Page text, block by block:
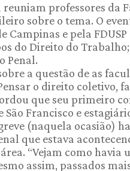
professores da
sobre o tema. O
e pela
do Direito do Trabalho;
Penal.
a questão de as
o direito coletivo,
que seu primeiro
Francisco e
(naquela ocasião)
que estava
“Vejam como havia
assim, passados